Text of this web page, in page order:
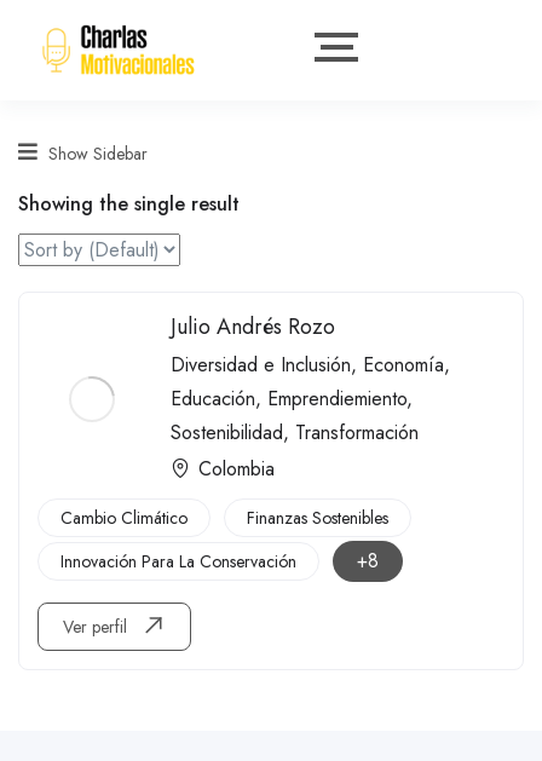
Show Sidebar
Showing the single result
Julio Andrés Rozo
Diversidad e Inclusión, Economía,
Educación, Emprendiemiento,
Sostenibilidad, Transformación
Colombia
Cambio Climático
Finanzas Sostenibles
Innovación Para La Conservación
+8
Ver perfil